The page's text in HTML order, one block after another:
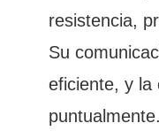
resistencia,
Su
eficiente, y la